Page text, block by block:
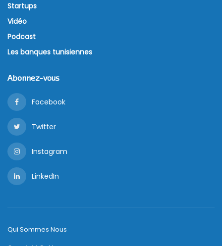
Startups
Vidéo
Podcast
Les banques tunisiennes
Abonnez-vous
Facebook
Twitter
Instagram
LinkedIn
Qui Sommes Nous